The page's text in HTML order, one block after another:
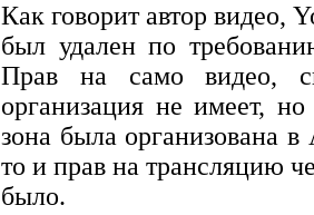
Как говорит автор видео,
был удален по
Прав на само видео,
организация не имеет,
зона была организована
то и прав на трансляцию
было.